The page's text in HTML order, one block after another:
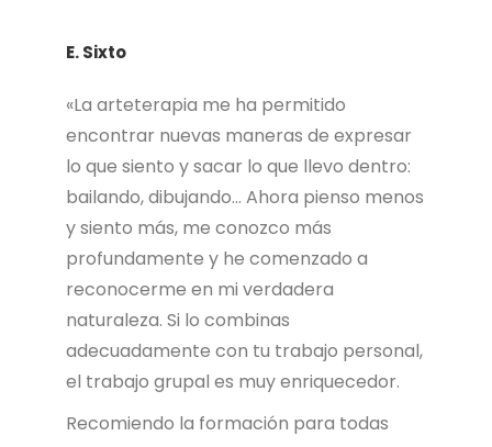
E. Sixto
«La arteterapia me ha permitido
encontrar nuevas maneras de expresar
lo que siento y sacar lo que llevo dentro:
bailando, dibujando… Ahora pienso menos
y siento más, me conozco más
profundamente y he comenzado a
reconocerme en mi verdadera
naturaleza. Si lo combinas
adecuadamente con tu trabajo personal,
el trabajo grupal es muy enriquecedor.
Recomiendo la formación para todas